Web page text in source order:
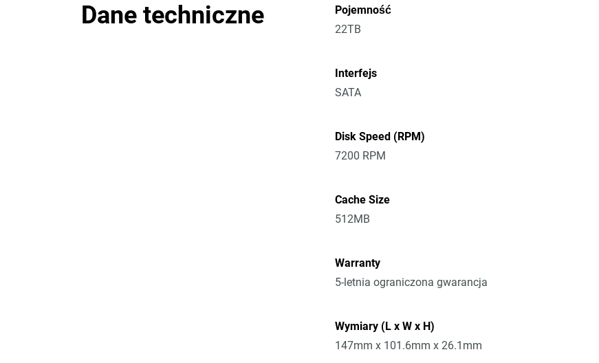
Dane techniczne
Pojemność
22TB
Interfejs
SATA
Disk Speed (RPM)
7200 RPM
Cache Size
512MB
Warranty
5-letnia ograniczona gwarancja
Wymiary (L x W x H)
147mm x 101.6mm x 26.1mm